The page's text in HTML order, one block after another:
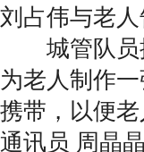
刘占伟与老
城管队员提
为老人制作
携带，以便
通讯员 周晶晶